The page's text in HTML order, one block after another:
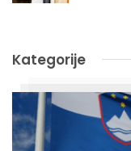
Kategorije